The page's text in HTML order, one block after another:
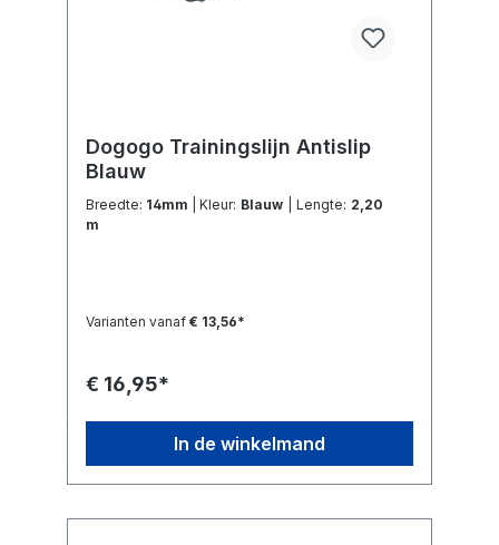
Dogogo Trainingslijn Antislip
Blauw
Breedte: 14mm | Kleur: Blauw | Lengte: 2,20
m
Varianten vanaf € 13,56*
€ 16,95*
In de winkelmand